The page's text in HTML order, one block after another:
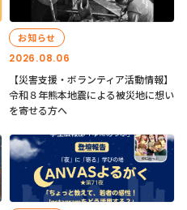
2026.08.06
お知らせ
【災害支援・ボランティア活動情報】
令和８年熊本地震による被災地に想い
を寄せる方へ